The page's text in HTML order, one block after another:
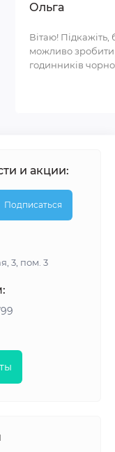
Ольга
Вітаю! Підкажіть,
можливо
годинників
и акции:
Подписаться
3, пом. 3